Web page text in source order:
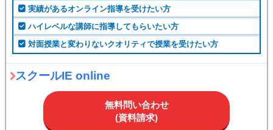
実績があるオンライン指導を受けたい方
ハイレベルな講師に指導してもらいたい方
対面授業と変わりないクオリティで授業を受けたい方
スクールIE online
無料問い合わせ
(資料請求)